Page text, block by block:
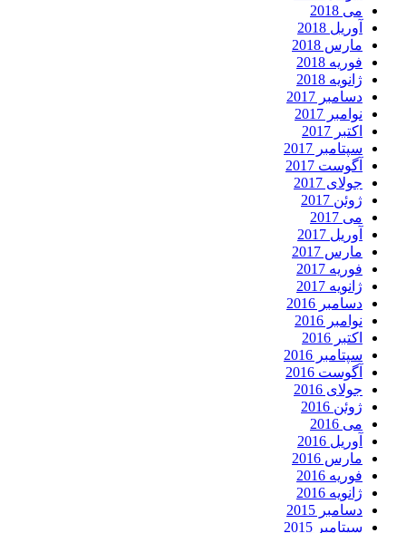
می 2018
آوریل 2018
مارس 2018
فوریه 2018
ژانویه 2018
دسامبر 2017
نوامبر 2017
اکتبر 2017
سپتامبر 2017
آگوست 2017
جولای 2017
ژوئن 2017
می 2017
آوریل 2017
مارس 2017
فوریه 2017
ژانویه 2017
دسامبر 2016
نوامبر 2016
اکتبر 2016
سپتامبر 2016
آگوست 2016
جولای 2016
ژوئن 2016
می 2016
آوریل 2016
مارس 2016
فوریه 2016
ژانویه 2016
دسامبر 2015
سپتامبر 2015